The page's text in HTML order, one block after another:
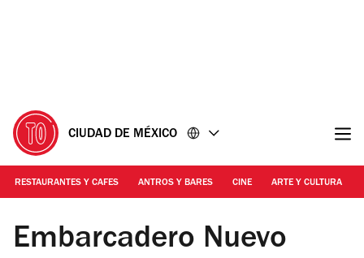
CIUDAD DE MÉXICO
RESTAURANTES Y CAFES ANTROS Y BARES CINE ARTE Y CULTURA
Foto:Time Out México
Embarcadero Nuevo